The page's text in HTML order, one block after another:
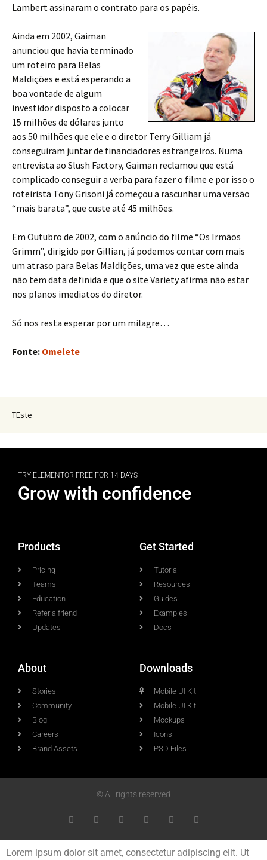
Lambert assinaram o contrato para os papéis.
Ainda em 2002, Gaiman
anunciou que havia terminado
um roteiro para Belas
Maldições e está esperando a
boa vontade de algum
investidor disposto a colocar
15 milhões de dólares junto
aos 50 milhões que ele e o diretor Terry Gilliam já
conseguiram juntar de financiadores estrangeiros. Numa
entrevista ao Slush Factory, Gaiman reclamou que está
complicado conseguir a verba para fazer o filme e por isso o
roteirista Tony Grisoni já começou a rascunhar uma versão
“mais barata”, que custe até 45 milhões.
Em Outubro de 2002, com o anúncio do filme “Os Irmãos
Grimm”, dirigido por Gillian, já podemos contar com mais
um atraso para Belas Maldições, uma vez que este ainda
não tem data definida e que o site Variety afirma não estar
nos planos imediatos do diretor.
Só nos resta esperar por um milagre…
Fonte: Omelete
TEste
TRY ELEMENTOR FREE FOR 14 DAYS
Grow with confidence
Products
Pricing
Teams
Education
Refer a friend
Updates
Get Started
Tutorial
Resources
Guides
Examples
Docs
About
Stories
Community
Blog
Careers
Brand Assets
Downloads
Mobile UI Kit
Mobile UI Kit
Mockups
Icons
PSD Files
© All rights reserved
Lorem ipsum dolor sit amet, consectetur adipiscing elit. Ut